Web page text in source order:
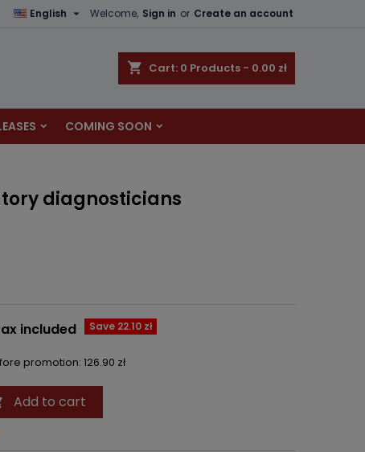
Welcome, Sign in or Create an account
English 
shopping_cart Cart: 0 Products - 0.00 zł
COMING SOON
diagnosticians
Save 22.10 zł
included
promotion: 126.90 zł
Add to cart